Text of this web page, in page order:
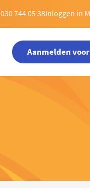
030 744 05 38Inloggen in
Aanmelden